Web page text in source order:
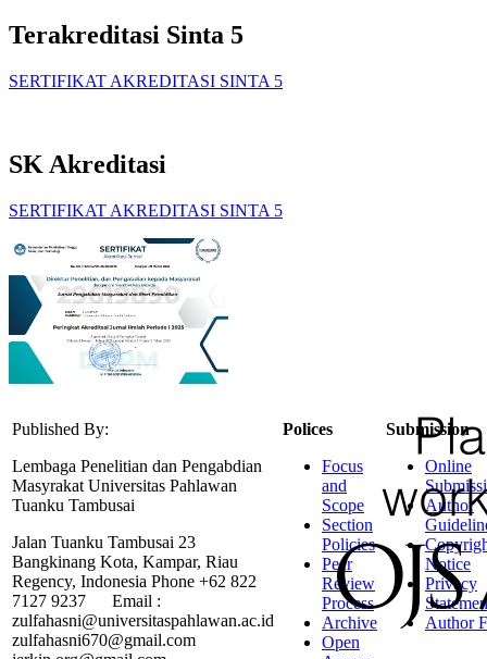
Terakreditasi Sinta 5
SERTIFIKAT AKREDITASI SINTA 5
SK Akreditasi
SERTIFIKAT AKREDITASI SINTA 5
Published By:
Lembaga Penelitian dan Pengabdian
Masyrakat Universitas Pahlawan
Tuanku Tambusai
Jalan Tuanku Tambusai 23
Bangkinang Kota, Kampar, Riau
Regency, Indonesia Phone +62 822
7127 9237 Email :
zulfahasni@universitaspahlawan.ac.id
zulfahasni670@gmail.com
Polices
Focus
and
Scope
Section
Policies
Peer
Review
Process
Archive
Open
Submission
Online
Author
Notice
Privacy
Author